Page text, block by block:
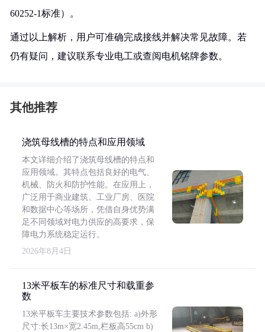
60252-1标准）。
通过以上解析，用户可准确完成接线并解决常见故障。若
仍有疑问，建议联系专业电工或查阅电机铭牌参数。
其他推荐
浇筑母线槽的特点和应用领域
本文详细介绍了浇筑母线槽的特点和
应用领域。其特点包括良好的电气、
机械、防火和防护性能。在应用上，
广泛用于商业建筑、工业厂房、医院
和数据中心等场所，凭借自身优势满
足不同领域对电力供应的高要求，保
障电力系统稳定运行。
2026年8月4日
13米平板车的标准尺寸和载重参
数
13米平板车主要技术参数包括: a)外形
尺寸:长13m×宽2.45m,栏板高55cm b)